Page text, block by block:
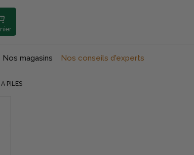
Nos magasins Nos conseils d'experts
PILES